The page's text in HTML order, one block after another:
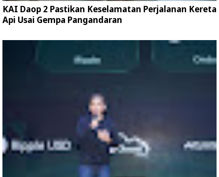
KAI Daop 2 Pastikan Keselamatan Perjalanan Kereta
Api Usai Gempa Pangandaran